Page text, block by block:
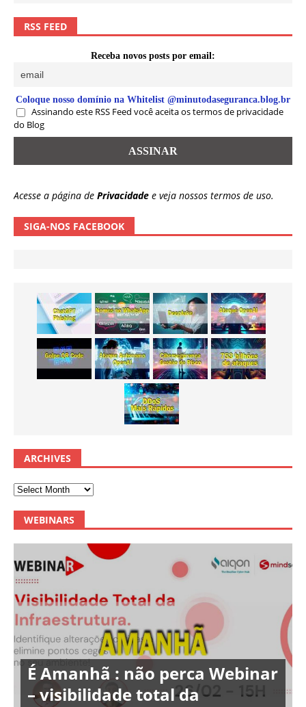
RSS FEED
Receba novos posts por email:
Coloque nosso domínio na Whitelist @minutodaseguranca.blog.br
Assinando este RSS Feed você aceita os termos de privacidade
do Blog
Acesse a página de Privacidade e veja nossos termos de uso.
SIGA-NOS FACEBOOK
ARCHIVES
WEBINARS
É Amanhã : não perca Webinar
– visibilidade total da